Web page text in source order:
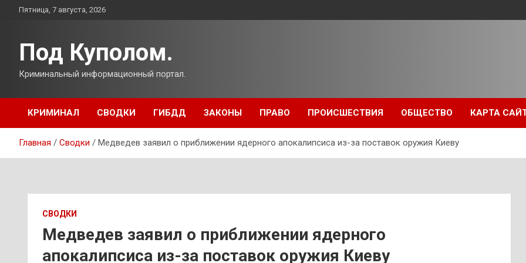
ПерейтиПятница, 7 августа, 2026
Под Куполом.
Криминальный информационный портал.
КРИМИНАЛ СВОДКИ ГИБДД ЗАКОНЫ ПРАВО ПРОИСШЕСТВИЯ ОБЩЕСТВО КАРТА
Главная Сводки Медведев заявил о приближении ядерного апокалипсиса из-за поставок оружия Киеву
СВОДКИ
Медведев заявил о приближении ядерного
апокалипсиса из-за поставок оружия Киеву